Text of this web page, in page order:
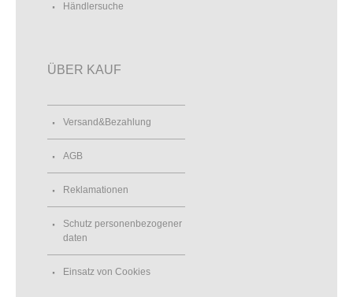
Händlersuche
ÜBER KAUF
Versand&Bezahlung
AGB
Reklamationen
Schutz personenbezogener
daten
Einsatz von Cookies